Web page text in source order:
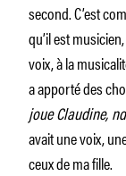
second. C’est
qu’il est
voix, à la
a apporté des
joue Claudine,
avait une voix,
ceux de ma fille.